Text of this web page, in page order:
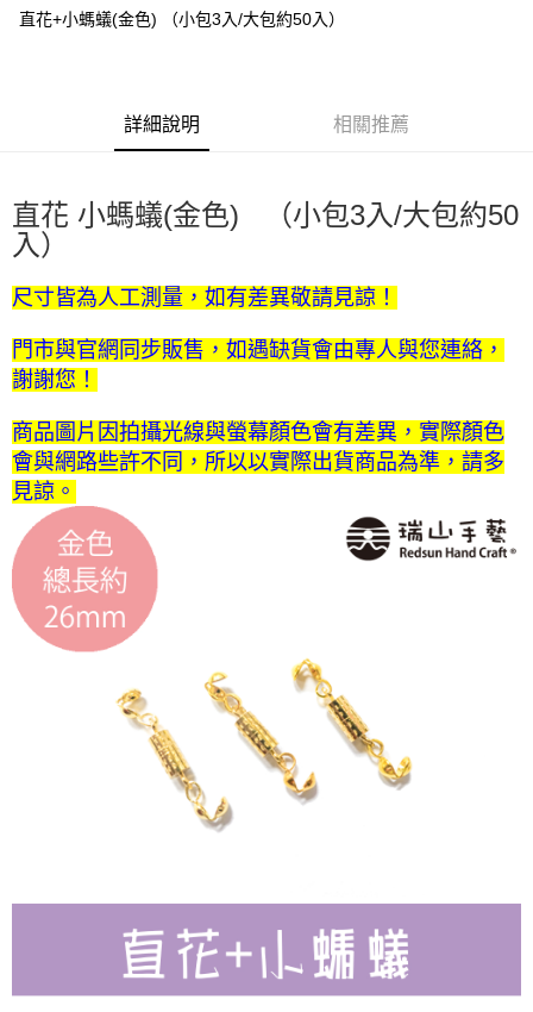
付款後全家取貨
7-11取貨付款
每筆NT$60，滿NT$1,500(含以上)免運費
付款後7-11取貨
每筆NT$60，滿NT$1,500(含以上)免運費
宅配 新竹物流
付款後門市自取
免運費
直花+小螞蟻(金色) （小包3入/大包約50入）
詳細說明 相關推薦
直花 小螞蟻(金色) （小包3入/大包約50
入）
尺寸皆為人工測量，如有差異敬請見諒！
門市與官網同步販售，如遇缺貨會由專人與您連絡，
謝謝您！
商品圖片因拍攝光線與螢幕顏色會有差異，實際顏色
會與網路些許不同，所以以實際出貨商品為準，請多
見諒。